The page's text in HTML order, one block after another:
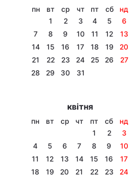
пн вт ср чт пт сб
нд
1
2 3 4 5
6
7
8 9 10 11 12
13
14
15 16 17 18 19
20
21
22 23 24 25 26
27
28
29 30 31
квітня
пн вт ср чт пт сб
нд
1
2
3
4
5 6 7 8 9
10
11
12 13 14 15 16
17
18
19 20 21 22 23
24